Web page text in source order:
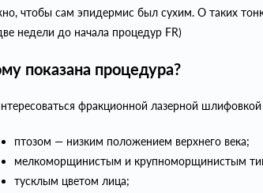
чтобы сам эпидермис был сухим. О таких
недели до начала процедур FR)
показана процедура?
фракционной лазерной
птозом — низким положением верхнего века;
мелкоморщинистым и крупноморщинистым
тусклым цветом лица;